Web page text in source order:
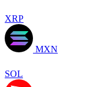
XRP
MXN
SOL